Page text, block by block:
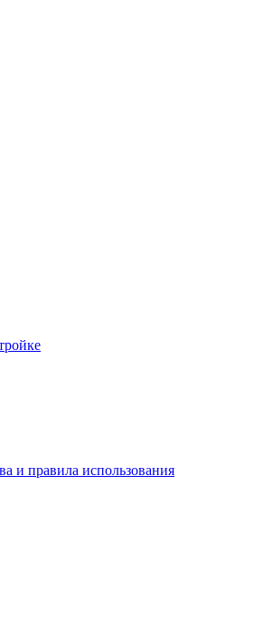
и правила использования